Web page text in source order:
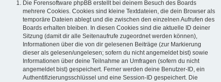
Die Forensoftware phpBB erstellt bei deinem Besuch des Boards
mehrere Cookies. Cookies sind kleine Textdateien, die dein Browser als
temporäre Dateien ablegt und die zwischen den einzelnen Aufrufen des
Boards erhalten bleiben. In diesen Cookies sind die aktuelle ID deiner
Sitzung (damit dir alle Seitenaufrufe zugeordnet werden können),
Informationen über die von dir gelesenen Beiträge (zur Markierung
dieser als gelesen/ungelesen; sofern du nicht angemeldet bist) sowie
Informationen über deine Teilnahme an Umfragen (sofern du nicht
angemeldet bist) gespeichert. Ferner werden deine Benutzer-ID, ein
Authentifizierungsschlüssel und eine Session-ID gespeichert. Die